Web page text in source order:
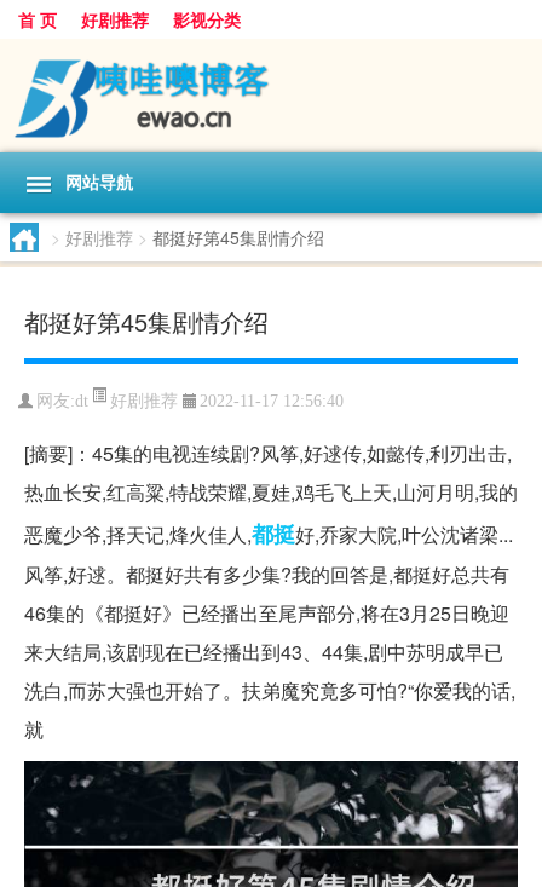
首 页 好剧推荐 影视分类
网站导航
> 好剧推荐 > 都挺好第45集剧情介绍
都挺好第45集剧情介绍
网友:dt 好剧推荐 2022-11-17 12:56:40
[摘要]：45集的电视连续剧?风筝,好逑传,如懿传,利刃出击,
热血长安,红高粱,特战荣耀,夏娃,鸡毛飞上天,山河月明,我的
恶魔少爷,择天记,烽火佳人,都挺好,乔家大院,叶公沈诸梁...
风筝,好逑。都挺好共有多少集?我的回答是,都挺好总共有
46集的《都挺好》已经播出至尾声部分,将在3月25日晚迎
来大结局,该剧现在已经播出到43、44集,剧中苏明成早已
洗白,而苏大强也开始了。扶弟魔究竟多可怕?“你爱我的话,
就